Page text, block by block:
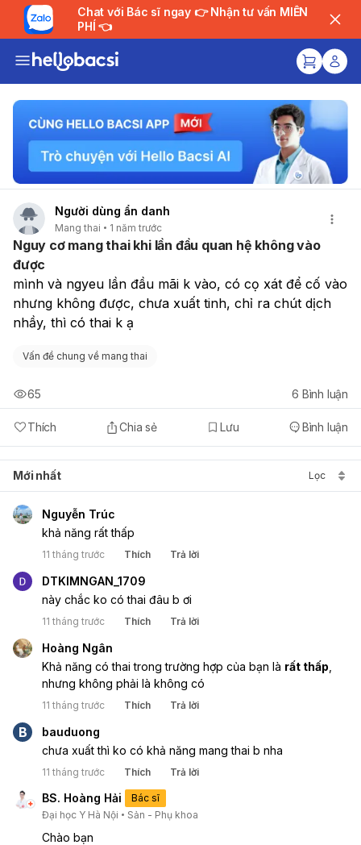
Chat với Bác sĩ ngay 👉 Nhận tư vấn MIỄN
PHÍ 👈
Người dùng ẩn danh
Mang thai 1 năm trước
Nguy cơ mang thai khi lần đầu quan hệ không vào
được
mình và ngyeu lần đầu mãi k vào, có cọ xát để cố vào
nhưng không được, chưa xuất tinh, chỉ ra chút dịch
nhầy, thì có thai k ạ
Vấn đề chung về mang thai
Thích Chia sẻ Lưu Bình luận
65 6 Bình luận
Mới nhất Lọc
Nguyễn Trúc
khả năng rất thấp
11 tháng trước Thích Trả lời
DTKIMNGAN_1709
này chắc ko có thai đâu b ơi
11 tháng trước Thích Trả lời
Hoàng Ngân
Khả năng có thai trong trường hợp của bạn là rất thấp
nhưng không phải là không có
11 tháng trước Thích Trả lời
B
bauduong
chưa xuất thì ko có khả năng mang thai b nha
11 tháng trước Thích Trả lời
BS. Hoàng Hải
Bác sĩ
Đại học Y Hà Nội
Sản - Phụ khoa
Chào bạn